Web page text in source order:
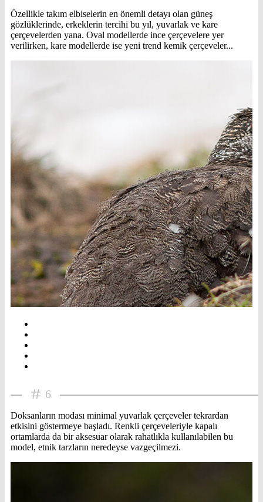
Özellikle takım elbiselerin en önemli detayı olan güneş
gözlüklerinde, erkeklerin tercihi bu yıl, yuvarlak ve kare
çerçevelerden yana. Oval modellerde ince çerçevelere yer
verilirken, kare modellerde ise yeni trend kemik çerçeveler...
6
Doksanların modası minimal yuvarlak çerçeveler tekrardan
etkisini göstermeye başladı. Renkli çerçeveleriyle kapalı
ortamlarda da bir aksesuar olarak rahatlıkla kullanılabilen bu
model, etnik tarzların neredeyse vazgeçilmezi.